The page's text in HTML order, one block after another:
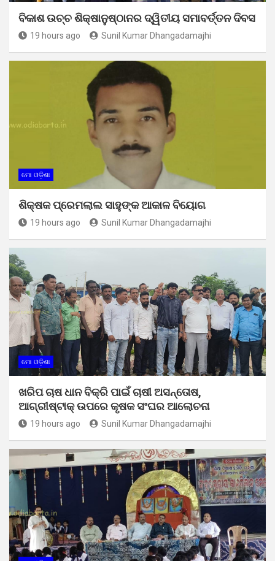
ବିକାଶ ଉଚ୍ଚ ଶିକ୍ଷାନୁଷ୍ଠାନର ଦ୍ୱିତୀୟ ସମାବର୍ତ୍ତନ ଦିବସ
19 hours ago Sunil Kumar Dhangadamajhi
ମୋ ଓଡ଼ିଶା
ଶିକ୍ଷକ ପ୍ରେମଲାଲ ସାହୁଙ୍କ ଆକାଳ ବିୟୋଗ
19 hours ago Sunil Kumar Dhangadamajhi
ମୋ ଓଡ଼ିଶା
ଖରିପ ଚାଷ ଧାନ ବିକ୍ରି ପାଇଁ ଚାଷୀ ଅସନ୍ତୋଷ,
ଆଗ୍ରୀଷ୍ଟାକ୍ ଉପରେ କୃଷକ ସଂଘର ଆଲୋଚନା
19 hours ago Sunil Kumar Dhangadamajhi